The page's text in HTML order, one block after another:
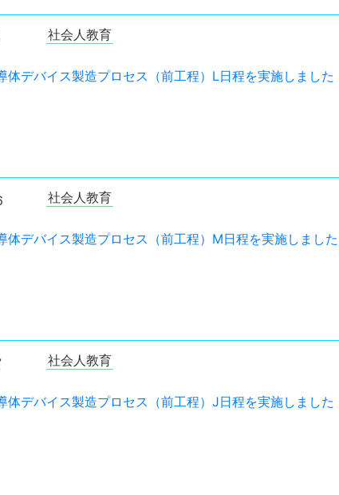
社会人教育
体デバイス製造プロセス（前工程）L日程を実施しました
社会人教育
体デバイス製造プロセス（前工程）M日程を実施しました
社会人教育
体デバイス製造プロセス（前工程）J日程を実施しました